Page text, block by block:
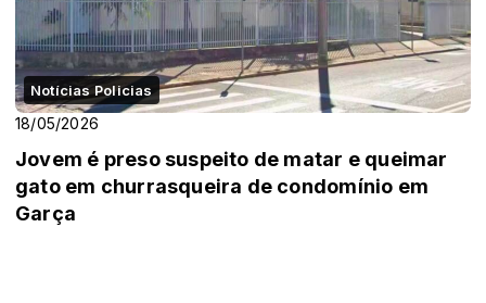
Notícias Policias
18/05/2026
Jovem é preso suspeito de matar e queimar
gato em churrasqueira de condomínio em
Garça